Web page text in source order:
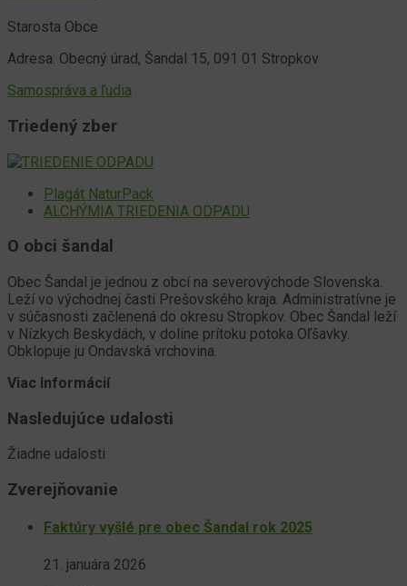
Starosta Obce
Adresa: Obecný úrad, Šandal 15, 091 01 Stropkov
Samospráva a ľudia
Triedený zber
Plagát NaturPack
ALCHÝMIA TRIEDENIA ODPADU
O obci šandal
Obec Šandal je jednou z obcí na severovýchode Slovenska.
Leží vo východnej časti Prešovského kraja. Administratívne je
v súčasnosti začlenená do okresu Stropkov. Obec Šandal leží
v Nízkych Beskydách, v doline prítoku potoka Oľšavky.
Obklopuje ju Ondavská vrchovina.
Viac Informácií
Nasledujúce udalosti
Žiadne udalosti
Zverejňovanie
Faktúry vyšlé pre obec Šandal rok 2025
21. januára 2026